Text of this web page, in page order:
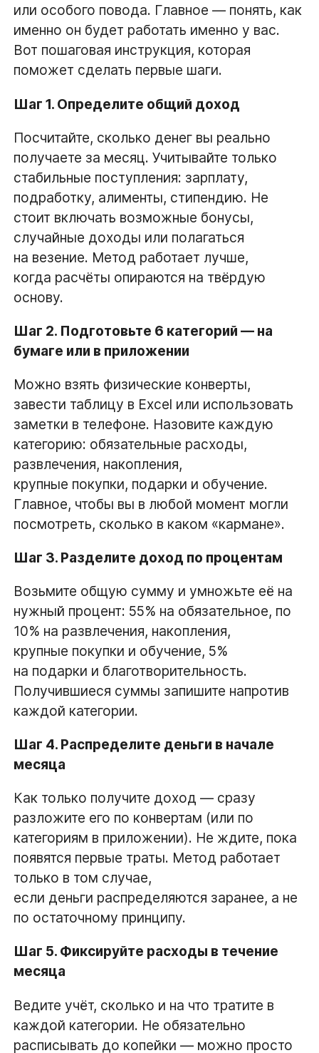
или особого повода. Главное — понять, как
именно он будет работать именно у вас.
Вот пошаговая инструкция, которая
поможет сделать первые шаги.
Шаг 1. Определите общий доход
Посчитайте, сколько денег вы реально
получаете за месяц. Учитывайте только
стабильные поступления: зарплату,
подработку, алименты, стипендию. Не
стоит включать возможные бонусы,
случайные доходы или полагаться
на везение. Метод работает лучше,
когда расчёты опираются на твёрдую
основу.
Шаг 2. Подготовьте 6 категорий — на
бумаге или в приложении
Можно взять физические конверты,
завести таблицу в Excel или использовать
заметки в телефоне. Назовите каждую
категорию: обязательные расходы,
развлечения, накопления,
крупные покупки, подарки и обучение.
Главное, чтобы вы в любой момент могли
посмотреть, сколько в каком «кармане».
Шаг 3. Разделите доход по процентам
Возьмите общую сумму и умножьте её на
нужный процент: 55% на обязательное, по
10% на развлечения, накопления,
крупные покупки и обучение, 5%
на подарки и благотворительность.
Получившиеся суммы запишите напротив
каждой категории.
Шаг 4. Распределите деньги в начале
месяца
Как только получите доход — сразу
разложите его по конвертам (или по
категориям в приложении). Не ждите, пока
появятся первые траты. Метод работает
только в том случае,
если деньги распределяются заранее, а не
по остаточному принципу.
Шаг 5. Фиксируйте расходы в течение
месяца
Ведите учёт, сколько и на что тратите в
каждой категории. Не обязательно
расписывать до копейки — можно просто